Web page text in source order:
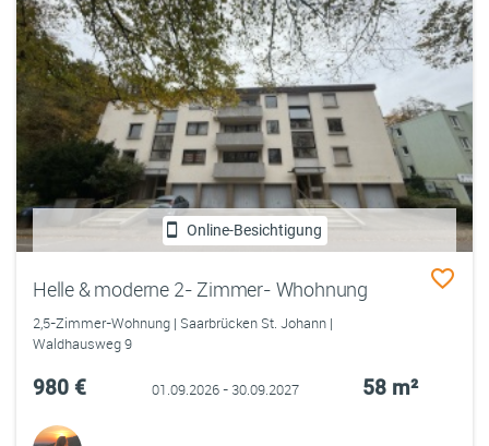
Online-Besichtigung
Helle & moderne 2- Zimmer- Whohnung
2,5-Zimmer-Wohnung | Saarbrücken St. Johann |
Waldhausweg 9
980 € 01.09.2026 - 30.09.2027 58 m²